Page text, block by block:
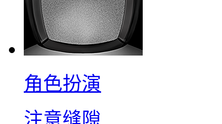
角色扮演
注意缝隙